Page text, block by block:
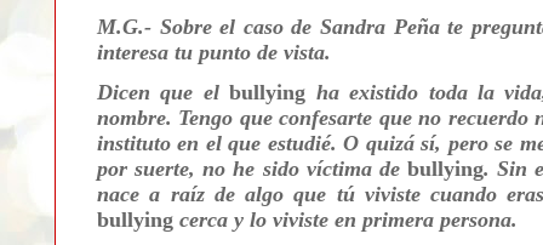
M.G.- Sobre el caso de Sandra Peña te
interesa tu punto de vista.
Dicen que elbullying ha existido toda la
nombre. Tengo que confesarte que no
instituto en el que estudié. O quizá sí, pero se
por suerte, no he sido víctima de bullying. Sin
nace a raíz de algo que tú viviste cuando
bullying cerca y lo viviste en primera persona.